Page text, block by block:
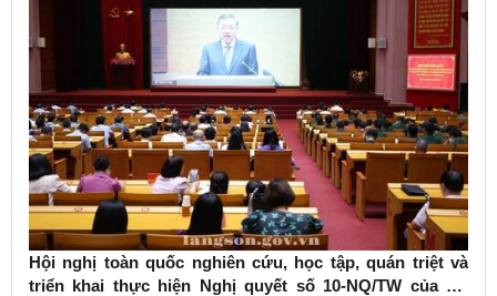
Hội nghị toàn quốc nghiên cứu, học tập, quán triệt và
triển khai thực hiện Nghị quyết số 10-NQ/TW của Bộ